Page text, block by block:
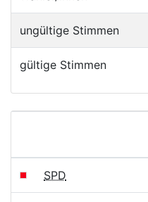
ungültige Stimmen
gültige Stimmen
SPD